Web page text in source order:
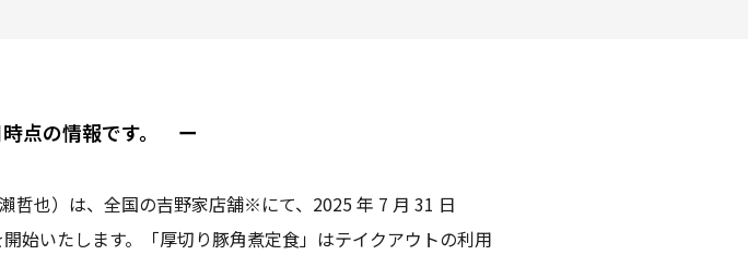
点の情報です。 ー
哲也）は、全国の吉野家店舗※にて、2025 年 7 月 31 日
始いたします。「厚切り豚角煮定食」はテイクアウトの利用